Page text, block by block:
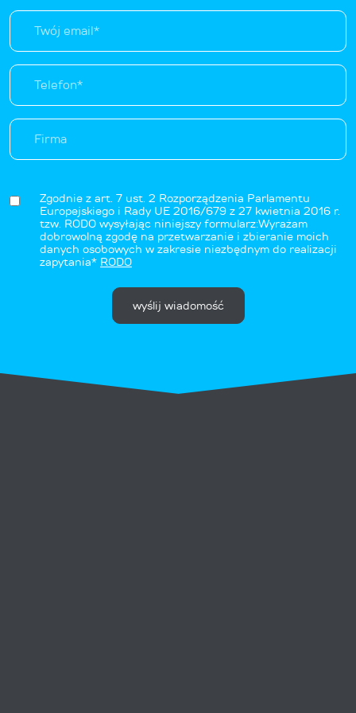
Zgodnie z art. 7 ust. 2 Rozporządzenia Parlamentu
Europejskiego i Rady UE 2016/679 z 27 kwietnia 2016 r.
tzw. RODO wysyłając niniejszy formularz:Wyrażam
dobrowolną zgodę na przetwarzanie i zbieranie moich
danych osobowych w zakresie niezbędnym do realizacji
zapytania* RODO